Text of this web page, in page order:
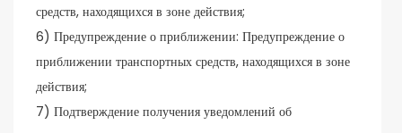
средств, находящихся в зоне действия;
6) Предупреждение о приближении: Предупреждение о
приближении транспортных средств, находящихся в зоне
действия;
7) Подтверждение получения уведомлений об